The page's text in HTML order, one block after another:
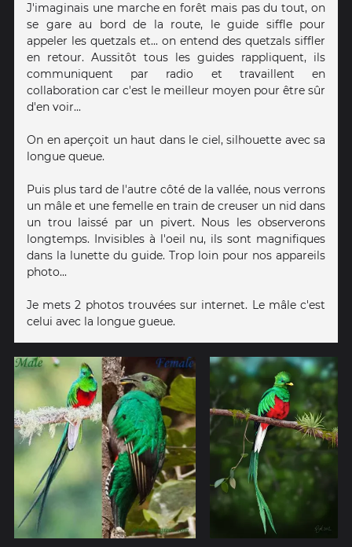
J'imaginais une marche en forêt mais pas du tout, on
se gare au bord de la route, le guide siffle pour
appeler les quetzals et... on entend des quetzals siffler
en retour. Aussitôt tous les guides rappliquent, ils
communiquent par radio et travaillent en
collaboration car c'est le meilleur moyen pour être sûr
d'en voir...
On en aperçoit un haut dans le ciel, silhouette avec sa
longue queue.
Puis plus tard de l'autre côté de la vallée, nous verrons
un mâle et une femelle en train de creuser un nid dans
un trou laissé par un pivert. Nous les observerons
longtemps. Invisibles à l'oeil nu, ils sont magnifiques
dans la lunette du guide. Trop loin pour nos appareils
photo...
Je mets 2 photos trouvées sur internet. Le mâle c'est
celui avec la longue gueue.